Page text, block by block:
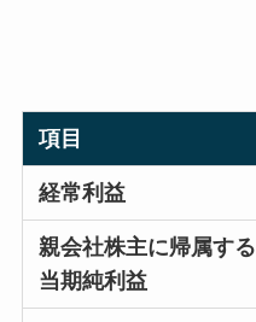
項目
経常利益
親会社株主に帰属する
当期純利益